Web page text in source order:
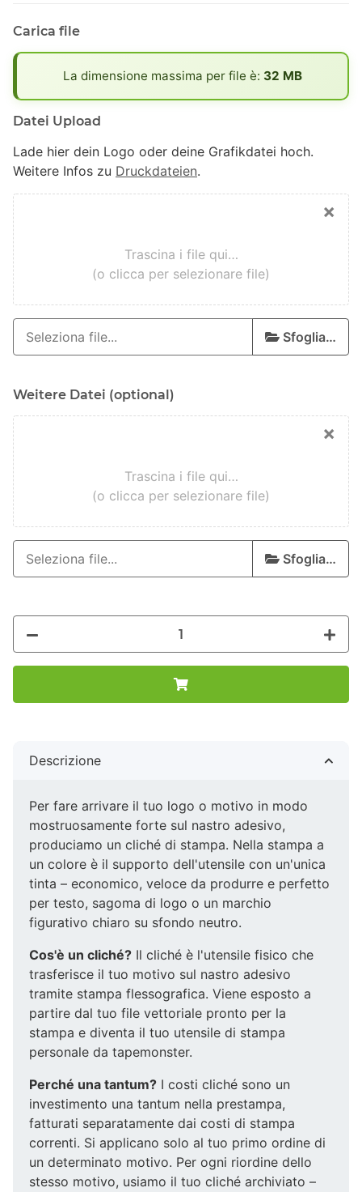
Carica file
La dimensione massima per file è: 32 MB
Datei Upload
Lade hier dein Logo oder deine Grafikdatei hoch.
Weitere Infos zu Druckdateien.
×
Trascina i file qui…
(o clicca per selezionare file)
Sfoglia…
Weitere Datei (optional)
×
Trascina i file qui…
(o clicca per selezionare file)
Sfoglia…
Descrizione
Per fare arrivare il tuo logo o motivo in modo
mostruosamente forte sul nastro adesivo,
produciamo un cliché di stampa. Nella stampa a
un colore è il supporto dell'utensile con un'unica
tinta – economico, veloce da produrre e perfetto
per testo, sagoma di logo o un marchio
figurativo chiaro su sfondo neutro.
Cos'è un cliché? Il cliché è l'utensile fisico che
trasferisce il tuo motivo sul nastro adesivo
tramite stampa flessografica. Viene esposto a
partire dal tuo file vettoriale pronto per la
stampa e diventa il tuo utensile di stampa
personale da tapemonster.
Perché una tantum? I costi cliché sono un
investimento una tantum nella prestampa,
fatturati separatamente dai costi di stampa
correnti. Si applicano solo al tuo primo ordine di
un determinato motivo. Per ogni riordine dello
stesso motivo, usiamo il tuo cliché archiviato –